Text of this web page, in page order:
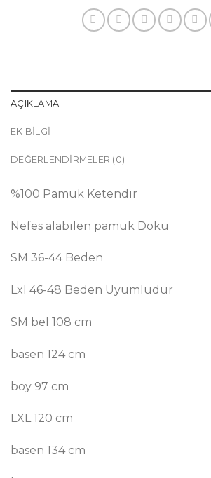
AÇIKLAMA
EK BILGI
DEĞERLENDIRMELER (0)
%100 Pamuk Ketendir
Nefes alabilen pamuk Doku
SM 36-44 Beden
Lxl 46-48 Beden Uyumludur
SM bel 108 cm
basen 124 cm
boy 97 cm
LXL 120 cm
basen 134 cm